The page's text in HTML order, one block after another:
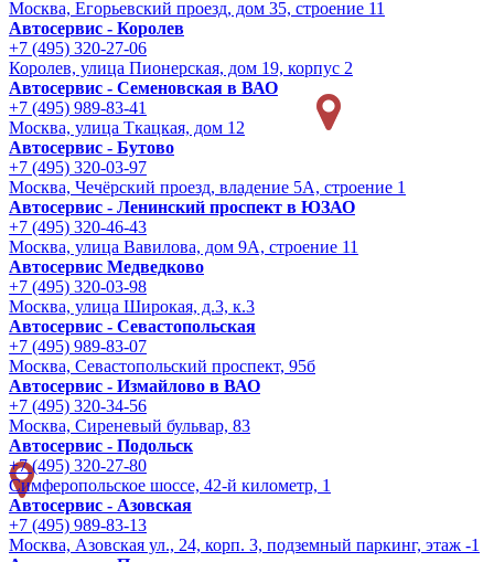
Москва, Егорьевский проезд, дом 35, строение 11
Автосервис - Королев
+7 (495) 320-27-06
Королев, улица Пионерская, дом 19, корпус 2
Автосервис - Семеновская в ВАО
+7 (495) 989-83-41
Москва, улица Ткацкая, дом 12
Автосервис - Бутово
+7 (495) 320-03-97
Москва, Чечёрский проезд, владение 5А, строение 1
Автосервис - Ленинский проспект в ЮЗАО
+7 (495) 320-46-43
Москва, улица Вавилова, дом 9A, строение 11
Автосервис Медведково
+7 (495) 320-03-98
Москва, улица Широкая, д.3, к.3
Автосервис - Cевастопольская
+7 (495) 989-83-07
Москва, Севастопольский проспект, 95б
Автосервис - Измайлово в ВАО
+7 (495) 320-34-56
Москва, Сиреневый бульвар, 83
Автосервис - Подольск
+7 (495) 320-27-80
Симферопольское шоссе, 42-й километр, 1
Автосервис - Азовская
+7 (495) 989-83-13
Москва, Азовская ул., 24, корп. 3, подземный паркинг, этаж -1